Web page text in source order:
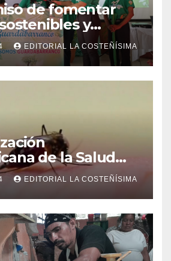
de fomentar
y
ecológica en las
educativas
EDITORIAL LA COSTEÑÍSIMA
de la Salud
reforzar
el aumento de
EDITORIAL LA COSTEÑÍSIMA